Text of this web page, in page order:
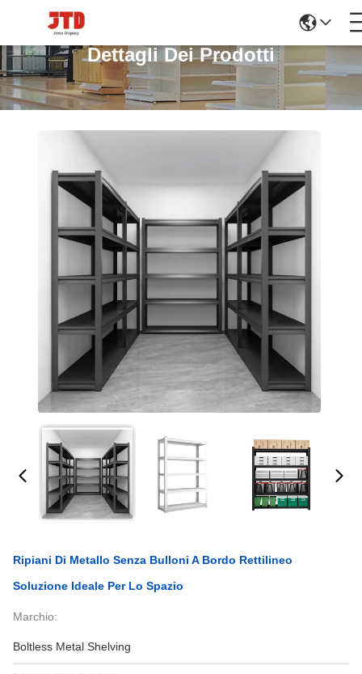
Dettagli Dei Prodotti
Ripiani Di Metallo Senza Bulloni A Bordo Rettilineo
Soluzione Ideale Per Lo Spazio
Marchio:
Boltless Metal Shelving